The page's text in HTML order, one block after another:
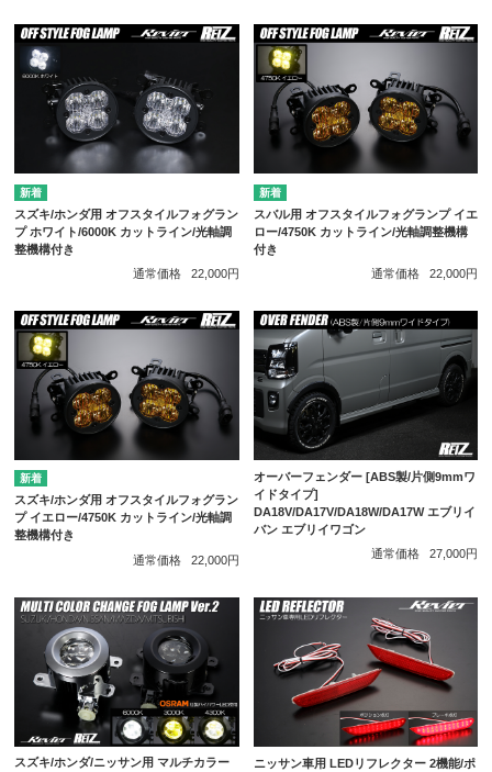
スズキ/ホンダ用 オフスタイルフォグラン
プ ホワイト/6000K カットライン/光軸調
整機構付き
通常価格
22,000円
スバル用 オフスタイルフォグランプ イエ
ロー/4750K カットライン/光軸調整機構
付き
通常価格
22,000円
スズキ/ホンダ用 オフスタイルフォグラン
プ イエロー/4750K カットライン/光軸調
整機構付き
通常価格
22,000円
オーバーフェンダー [ABS製/片側9mmワ
イドタイプ]
DA18V/DA17V/DA18W/DA17W エブリイ
バン エブリイワゴン
通常価格
27,000円
スズキ/ホンダ/ニッサン用 マルチカラー
ニッサン車用 LEDリフレクター 2機能/ポ